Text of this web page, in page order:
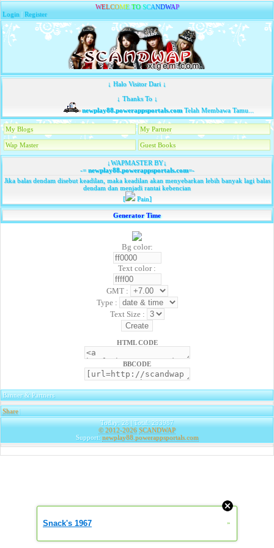
WELCOME TO SCANDWAP
Login |Register
↓ Halo Visitor Dari ↓
↓ Thanks To ↓
newplay88.powerappsportals.comTelah Membawa Tamu...
My Blogs My Partner
Wap Master Guest Books
↓WAPMASTER BY↓
-=newplay88.powerappsportals.com=-
Jika balas dendam disebut keadilan, maka keadilan akan menyebarkan lebih banyak lagi balas
dendam dan menjadi rantai kebencian
[
Pain]
Generator Time
Bg color:
Text color :
GMT :
Type :
Text Size :
HTML CODE
BBCODE
Banner & Partners
Share|
Today: 28 | Total: 293987
© 2012-2026 SCANDWAP
Support: newplay88.powerappsportals.com
Snack's 1967 »